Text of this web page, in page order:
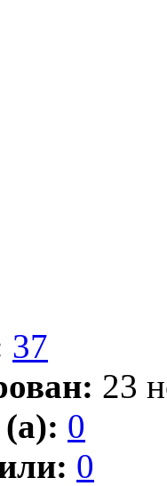
37
23
0
0